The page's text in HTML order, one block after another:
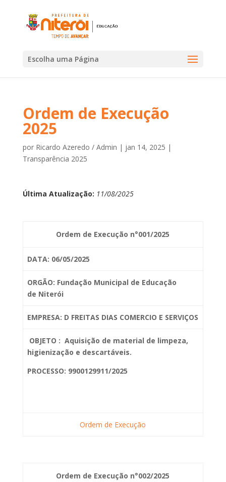
Escolha uma Página
Ordem de Execução
2025
por Ricardo Azeredo / Admin | jan 14, 2025 |
Transparência 2025
Última Atualização: 11/08/2025
Ordem de Execução n°001/2025
DATA: 06/05/2025
ORGÃO: Fundação Municipal de Educação
de Niterói
EMPRESA: D FREITAS DIAS COMERCIO E SERVIÇOS
OBJETO : Aquisição de material de limpeza,
higienização e descartáveis.
PROCESSO: 9900129911/2025
Ordem de Execução
Ordem de Execução n°002/2025